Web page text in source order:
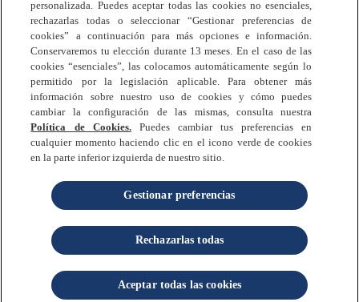
Preguntas Frecuentes
Política de Privacidad
Términos y Condiciones
Política de Cookies
Contáctanos
Mapa del Sitio
© 2025 Reckitt. Todos los derechos reservados.
es una marca registrada de Reckitt.
personalizada. Puedes aceptar todas las cookies no esenciales,
rechazarlas todas o seleccionar “Gestionar preferencias de
cookies” a continuación para más opciones e información.
Conservaremos tu elección durante 13 meses. En el caso de las
cookies “esenciales”, las colocamos automáticamente según lo
permitido por la legislación aplicable. Para obtener más
información sobre nuestro uso de cookies y cómo puedes
cambiar la configuración de las mismas, consulta nuestra
Política de Cookies.Puedes cambiar tus preferencias en
cualquier momento haciendo clic en el icono verde de cookies
en la parte inferior izquierda de nuestro sitio.
Gestionar preferencias
Rechazarlas todas
Aceptar todas las cookies